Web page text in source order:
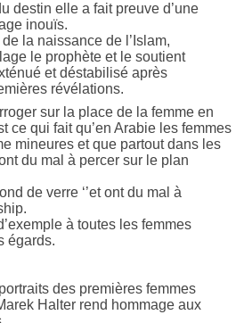
destin elle a fait preuve d’une
inouïs.
la naissance de l’Islam,
le prophète et le soutient
et déstabilisé après
révélations.
sur la place de la femme en
ce qui fait qu’en Arabie les femmes
mineures et que partout dans les
du mal à percer sur le plan
de verre ‘’et ont du mal à
à toutes les femmes
égards.
des premières femmes
Halter rend hommage aux